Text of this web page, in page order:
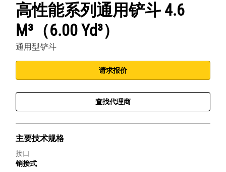
高性能系列通用铲斗 4.6
M³（6.00 Yd³）
通用型铲斗
请求报价
查找代理商
主要技术规格
接口
销接式